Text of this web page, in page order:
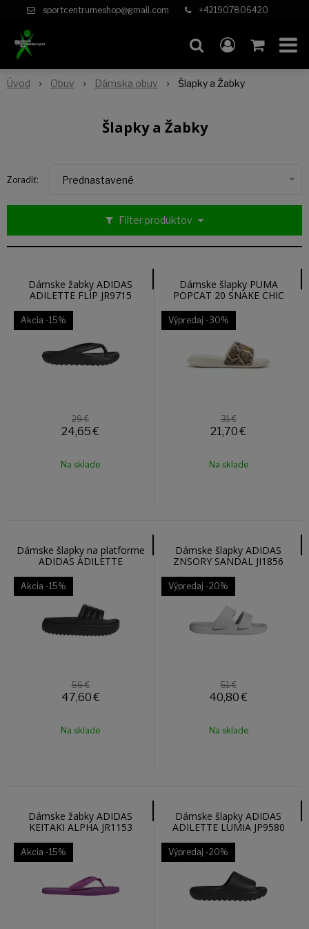
sportcentrumeshop@gmail.com +421907806420
Úvod Obuv Dámska obuv Šlapky a Žabky
Šlapky a Žabky
Filter produktov
Zoradiť: Prednastavené
Dámske žabky ADIDAS
ADILETTE FLIP JR9715
Akcia -15%
29 €
24,65 €
Na sklade
Dámske šlapky PUMA
POPCAT 20 SNAKE CHIC
Výpredaj -30%
31 €
21,70 €
Na sklade
Dámske šlapky na platforme
ADIDAS ADILETTE
Akcia -15%
56 €
47,60€
Na sklade
Dámske šlapky ADIDAS
ZNSORY SANDAL JI1856
Výpredaj -20%
51 €
40,80 €
Na sklade
Dámske žabky ADIDAS
KEITAKI ALPHA JR1153
Akcia -15%
Dámske šlapky ADIDAS
ADILETTE LUMIA JP9580
Výpredaj -20%